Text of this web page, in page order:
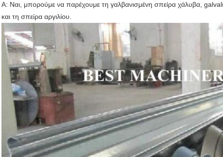
Α: Ναι, μπορούμε να παρέχουμε τη γαλβανισμένη σπείρα χάλυβα,
και τη σπείρα αργιλίου.